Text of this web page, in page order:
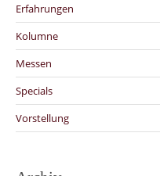
Erfahrungen
Kolumne
Messen
Specials
Vorstellung